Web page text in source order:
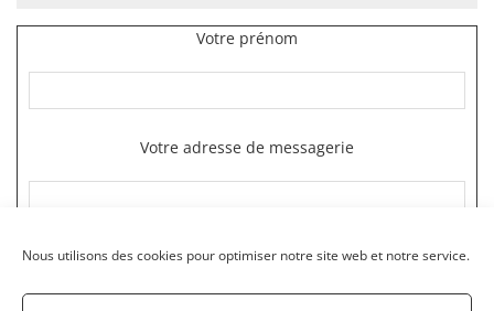
Nous utilisons des cookies pour optimiser notre site web et notre service.
Votre prénom
Votre adresse de messagerie